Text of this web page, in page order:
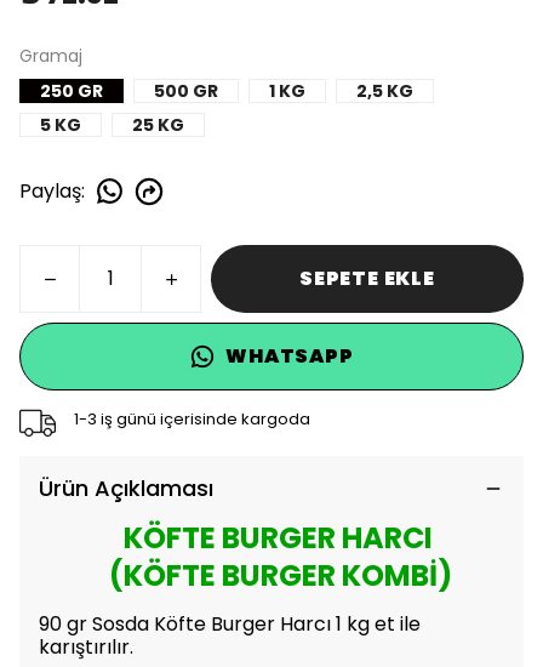
Gramaj
250 GR
500 GR 1 KG
2,5 KG
5 KG
25 KG
Paylaş:
SEPETE EKLE
WHATSAPP
1-3 iş günü içerisinde kargoda
Ürün Açıklaması
KÖFTE BURGER HARCI
(KÖFTE BURGER KOMBİ)
90 gr Sosda Köfte Burger Harcı 1 kg et ile
karıştırılır.